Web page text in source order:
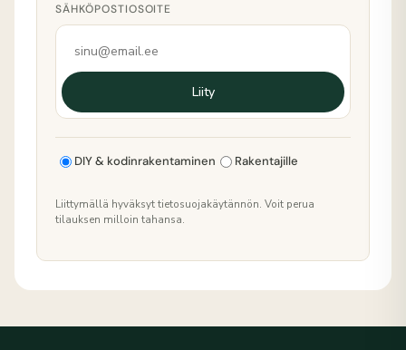
SÄHKÖPOSTIOSOITE
Liity
DIY & kodinrakentaminen Rakentajille
Liittymällä hyväksyt tietosuojakäytännön. Voit perua
tilauksen milloin tahansa.